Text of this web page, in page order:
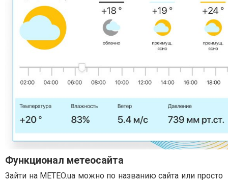
Функционал метеосайта
Зайти на METEO.ua можно по названию сайта или просто